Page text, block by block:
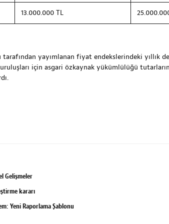
13.000.000 TL
yayımlanan fiyat endekslerindeki yıllık
için asgari özkaynak yükümlülüğü
Gelişmeler
kararı
Yeni Raporlama Şablonu